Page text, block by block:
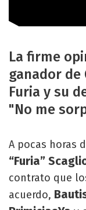
La firme
ganador de
Furia y su
"No me
A pocas horas
“Furia”
contrato que
acuerdo,